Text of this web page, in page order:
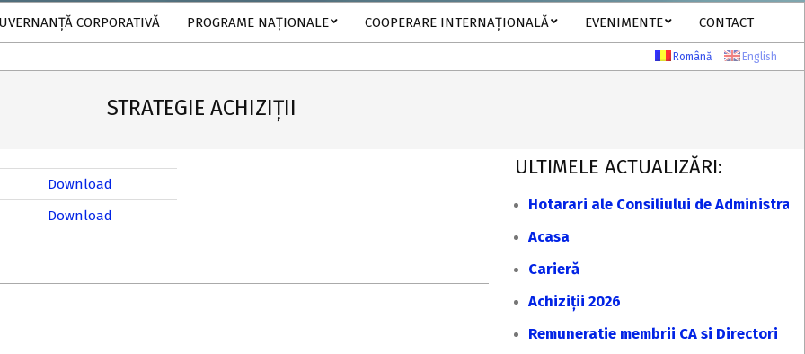
CORPORATIVĂ PROGRAME NAȚIONALE COOPERARE INTERNAȚIONALĂ EVENIMENTE CONTACT
Română English
STRATEGIE ACHIZIȚII
Download
Download
ULTIMELE ACTUALIZĂRI:
Hotarari ale Consiliului de Administratie
Acasa
Carieră
Achiziții 2026
Remuneratie membrii CA si Directori